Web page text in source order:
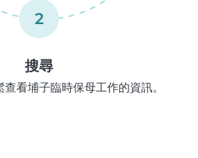
2
搜尋
看埔子臨時保母工作的資訊。